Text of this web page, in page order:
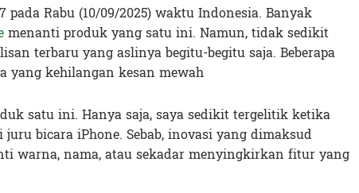
pada Rabu (10/09/2025) waktu Indonesia. Banyak
menanti produk yang satu ini. Namun, tidak sedikit
terbaru yang aslinya begitu-begitu saja. Beberapa
yang kehilangan kesan mewah
satu ini. Hanya saja, saya sedikit tergelitik ketika
bicara iPhone. Sebab, inovasi yang dimaksud
warna, nama, atau sekadar menyingkirkan fitur yang